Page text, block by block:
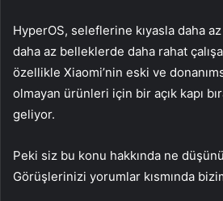
HyperOS, seleflerine kıyasla daha
daha az belleklerde daha rahat
özellikle Xiaomi’nin eski ve
olmayan ürünleri için bir açık kapı
geliyor.
Peki siz bu konu hakkında ne
Görüşlerinizi yorumlar kısmında